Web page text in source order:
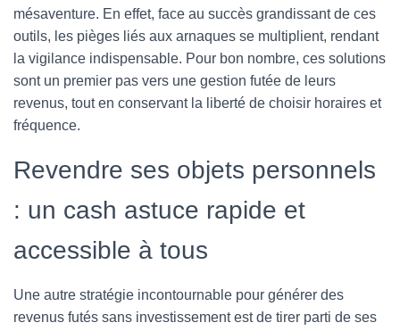
mésaventure. En effet, face au succès grandissant de ces
outils, les pièges liés aux arnaques se multiplient, rendant
la vigilance indispensable. Pour bon nombre, ces solutions
sont un premier pas vers une gestion futée de leurs
revenus, tout en conservant la liberté de choisir horaires et
fréquence.
Revendre ses objets personnels
: un cash astuce rapide et
accessible à tous
Une autre stratégie incontournable pour générer des
revenus futés sans investissement est de tirer parti de ses